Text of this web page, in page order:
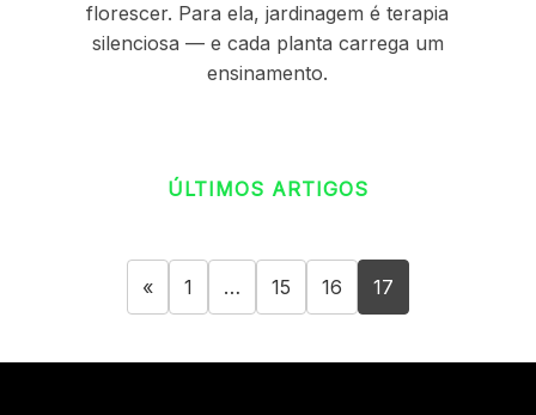
florescer. Para ela, jardinagem é terapia
silenciosa — e cada planta carrega um
ensinamento.
ÚLTIMOS ARTIGOS
« 1 … 15 16 17